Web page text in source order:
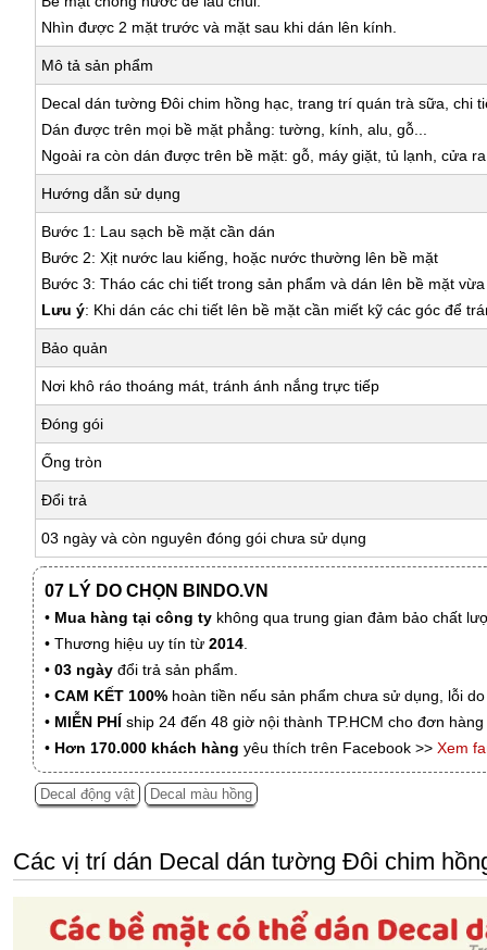
Nhìn được 2 mặt trước và mặt sau khi dán lên kính.
Mô tả sản phẩm
Decal dán tường Đôi chim hồng hạc, trang trí quán trà sữa, chi
Dán được trên mọi bề mặt phẳng: tường, kính, alu, gỗ...
Ngoài ra còn dán được trên bề mặt: gỗ, máy giặt, tủ lạnh, cửa
Hướng dẫn sử dụng
Bước 1: Lau sạch bề mặt cần dán
Bước 2: Xịt nước lau kiếng, hoặc nước thường lên bề mặt
Bước 3: Tháo các chi tiết trong sản phẩm và dán lên bề mặt
Lưu ý: Khi dán các chi tiết lên bề mặt cần miết kỹ các góc để
Bảo quản
Nơi khô ráo thoáng mát, tránh ánh nắng trực tiếp
Đóng gói
Ống tròn
Đổi trả
03 ngày và còn nguyên đóng gói chưa sử dụng
07 LÝ DO CHỌN BINDO.VN
• Mua hàng tại công ty không qua trung gian đảm bảo chất
• Thương hiệu uy tín từ 2014.
• 03 ngày đổi trả sản phẩm.
• CAM KẾT 100% hoàn tiền nếu sản phẩm chưa sử dụng, lỗi
• MIỄN PHÍ ship 24 đến 48 giờ nội thành TP.HCM cho đơn
• Hơn 170.000 khách hàng yêu thích trên Facebook >> Xem
Decal động vật Decal màu hồng
Các vị trí dán Decal dán tường Đôi chim